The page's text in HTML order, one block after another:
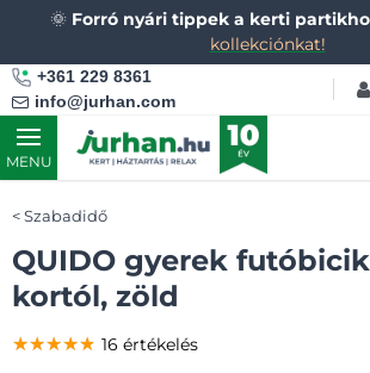
🌞 Forró nyári tippek a kerti
kollekciónkat!
+361 229 8361
info@jurhan.com
MENU
Szabadidő
QUIDO gyerek
kortól, zöld
★★★★★
★★★★★
★★★★★ 16 értékelés